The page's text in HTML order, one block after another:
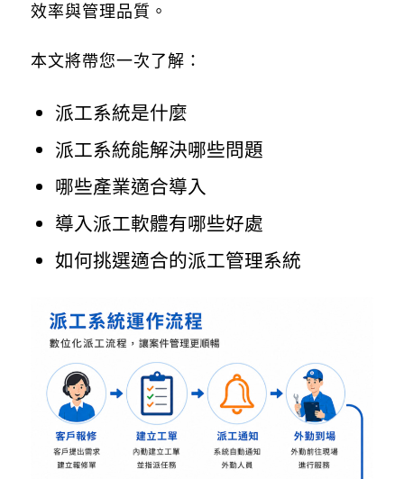
效率與管理品質。
本文將帶您一次了解：
派工系統是什麼
派工系統能解決哪些問題
哪些產業適合導入
導入派工軟體有哪些好處
如何挑選適合的派工管理系統